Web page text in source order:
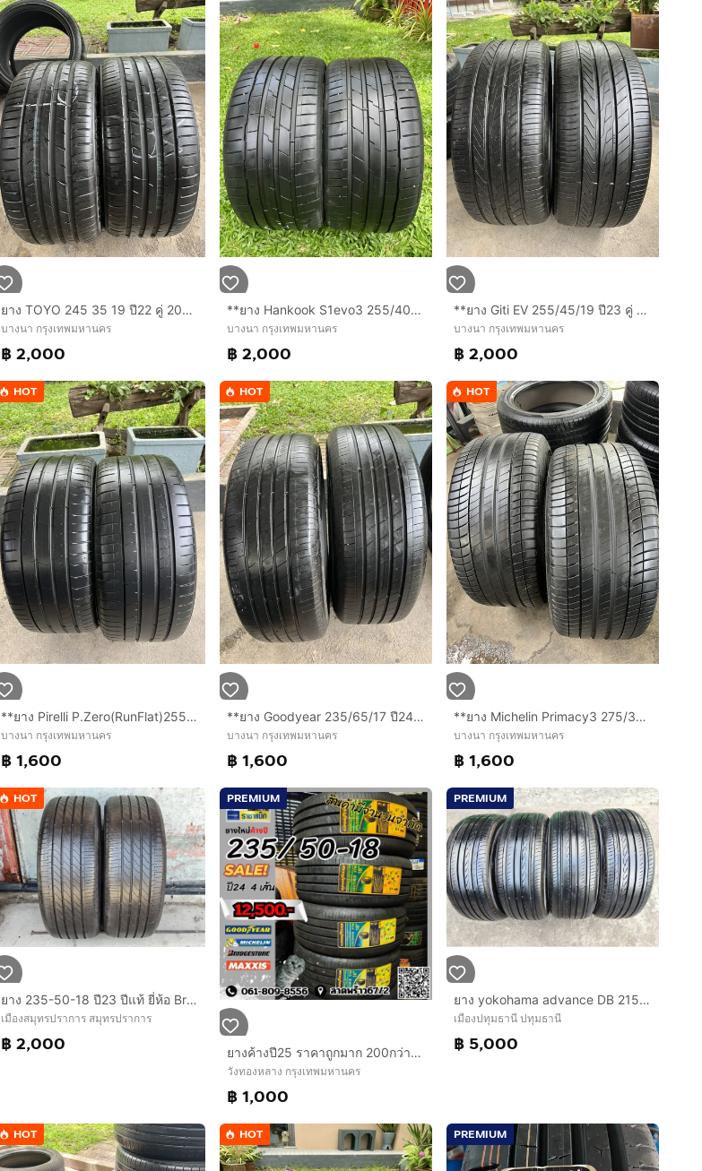
ยาง TOYO 245 35 19 ปี22 คู่ 2000 บาท ไม่ปะ
บางนา กรุงเทพมหานคร
฿ 2,000
**ยาง Hankook S1evo3 255/40/18 ปี23 คู่ 2000 บาท RunFlat!!
บางนา กรุงเทพมหานคร
฿ 2,000
**ยาง Giti EV 255/45/19 ปี23 คู่ 2000 บาท สวย ไม่ปะ!!
บางนา กรุงเทพมหานคร
฿ 2,000
HOT
**ยาง Pirelli P.Zero(RunFlat)255/35/19 ปี21 คู่ 1600 บาท สภาพดี ไม่ปะ!!
บางนา กรุงเทพมหานคร
฿ 1,600
HOT
**ยาง Goodyear 235/65/17 ปี24 คู่ 1600 บาท ไม่ปะ สวย!!
บางนา กรุงเทพมหานคร
฿ 1,600
HOT
**ยาง Michelin Primacy3 275/35/19 คู่ 1600 บาท สภาพดี ไม่ปะ!!
บางนา กรุงเทพมหานคร
฿ 1,600
HOT
ยาง 235-50-18 ปี23 ปีแท้ ยี่ห้อ Bridgestone turanza 005a
เมืองสมุทรปราการ สมุทรปราการ
฿ 2,000
PREMIUM
ยางค้างปี25 ราคาถูกมาก 200กว่าเส้น พิกัดลาดพร้าว
วังทองหลาง กรุงเทพมหานคร
฿ 1,000
PREMIUM
ยาง yokohama advance DB 215 50 17 ปี 25 ชุดละ 5,000 บาทครับ
เมืองปทุมธานี ปทุมธานี
฿ 5,000
HOT HOT PREMIUM